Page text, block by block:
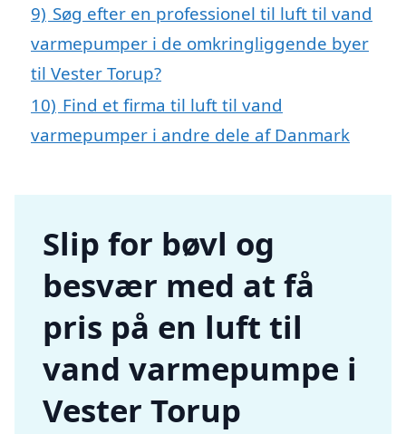
9) Søg efter en professionel til luft til vand
varmepumper i de omkringliggende byer
til Vester Torup?
10) Find et firma til luft til vand
varmepumper i andre dele af Danmark
Slip for bøvl og
besvær med at få
pris på en luft til
vand varmepumpe i
Vester Torup